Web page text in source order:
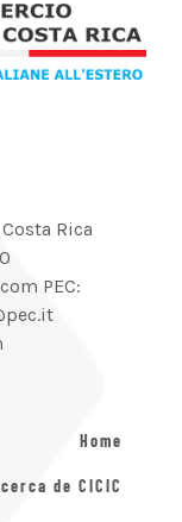
Rica
PEC:
Home
de CICIC